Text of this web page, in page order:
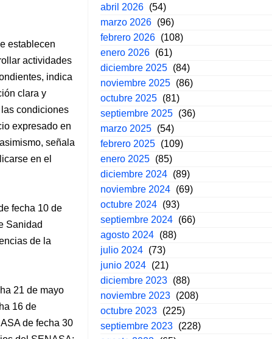
establecen
actividades
indica
clara y
condiciones
expresado en
señala
en el
fecha 10 de
Sanidad
de la
21 de mayo
16 de
de fecha 30
abril 2026 (54)
marzo 2026 (96)
febrero 2026 (108)
enero 2026 (61)
diciembre 2025 (84)
noviembre 2025 (86)
octubre 2025 (81)
septiembre 2025 (36)
marzo 2025 (54)
febrero 2025 (109)
enero 2025 (85)
diciembre 2024 (89)
noviembre 2024 (69)
octubre 2024 (93)
septiembre 2024 (66)
agosto 2024 (88)
julio 2024 (73)
junio 2024 (21)
diciembre 2023 (88)
noviembre 2023 (208)
octubre 2023 (225)
septiembre 2023 (228)